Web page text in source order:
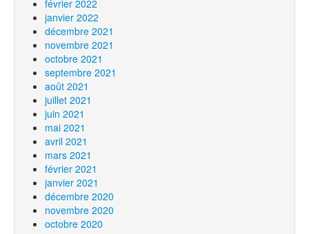
février 2022
janvier 2022
décembre 2021
novembre 2021
octobre 2021
septembre 2021
août 2021
juillet 2021
juin 2021
mai 2021
avril 2021
mars 2021
février 2021
janvier 2021
décembre 2020
novembre 2020
octobre 2020